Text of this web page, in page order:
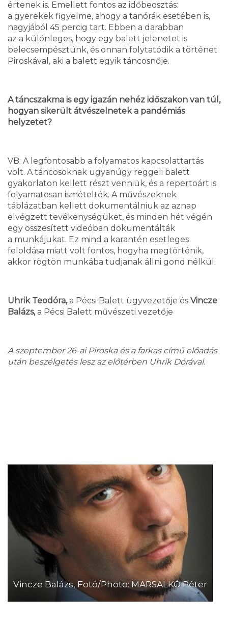
értenek is. Emellett fontos az időbeosztás:
a gyerekek figyelme, ahogy a tanórák esetében is,
nagyjából 45 percig tart. Ebben a darabban
az a különleges, hogy egy balett jelenetet is
belecsempésztünk, és onnan folytatódik a történet
Piroskával, aki a balett egyik táncosnője.
A táncszakma is egy igazán nehéz időszakon van túl,
hogyan sikerült átvészelnetek a pandémiás
helyzetet?
VB: A legfontosabb a folyamatos kapcsolattartás
volt. A táncosoknak ugyanúgy reggeli balett
gyakorlaton kellett részt venniük, és a repertoárt is
folyamatosan ismételték. A művészeknek
táblázatban kellett dokumentálniuk az aznap
elvégzett tevékenységüket, és minden hét végén
egy összesített videóban dokumentálták
a munkájukat. Ez mind a karantén esetleges
feloldása miatt volt fontos, hogyha megtörténik,
akkor rögtön munkába tudjanak állni gond nélkül.
Uhrik Teodóra,a Pécsi Balett ügyvezetője és Vincze
Balázs,a Pécsi Balett művészeti vezetője
A szeptember 26-ai Piroska és a farkas című előadás
után beszélgetés lesz az előtérben Uhrik Dórával.
Vincze Balázs, Fotó/Photo: MARSALKÓ Péter